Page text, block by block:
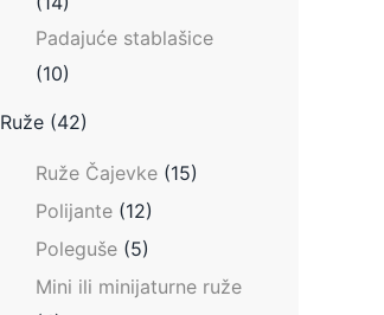
Padajuće stablašice
(10)
Ruže (42)
Ruže Čajevke (15)
Polijante (12)
Poleguše (5)
Mini ili minijaturne ruže